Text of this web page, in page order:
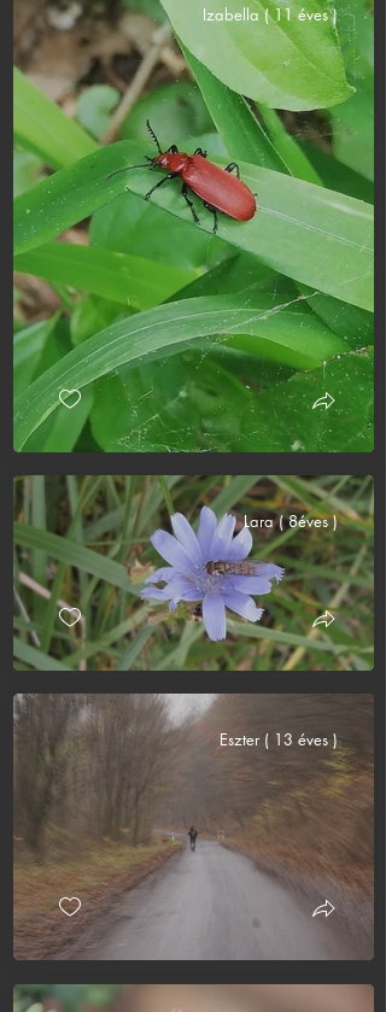
Izabella ( 11 éves )
Lara ( 8éves )
Eszter ( 13 éves )